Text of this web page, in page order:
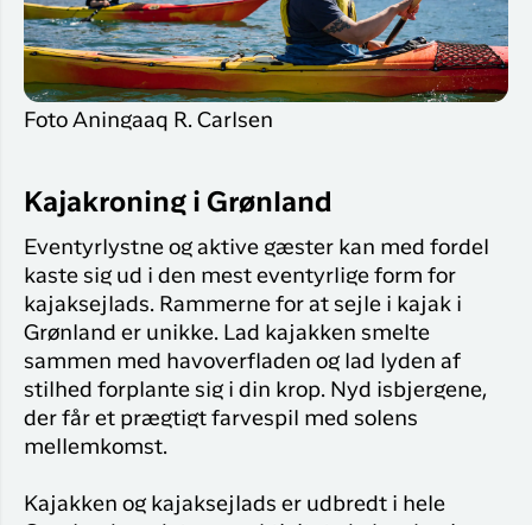
Flyrejser til
Qaqortoq
Flyrejser til
Har du glemt din adgangskode?
Ny Profil
masse eksklusive fordele. Læs mere om
klubben
Tilmeld dig Club Timmisa
Foto Aningaaq R. Carlsen
Kajakroning i Grønland
Eventyrlystne og aktive gæster kan med fordel
kaste sig ud i den mest eventyrlige form for
kajaksejlads. Rammerne for at sejle i kajak i
Grønland er unikke. Lad kajakken smelte
sammen med havoverfladen og lad lyden af
stilhed forplante sig i din krop. Nyd isbjergene,
der får et prægtigt farvespil med solens
mellemkomst.
Kajakken og kajaksejlads er udbredt i hele